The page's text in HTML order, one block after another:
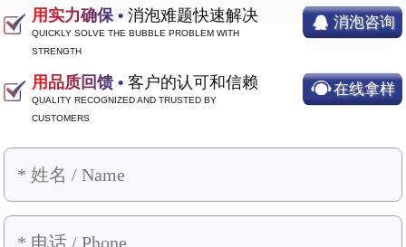
用实力确保 • 消泡难题快速解决
QUICKLY SOLVE THE BUBBLE PROBLEM WITH
STRENGTH
用品质回馈 • 客户的认可和信赖
QUALITY RECOGNIZED AND TRUSTED BY
CUSTOMERS
消泡咨询
在线拿样